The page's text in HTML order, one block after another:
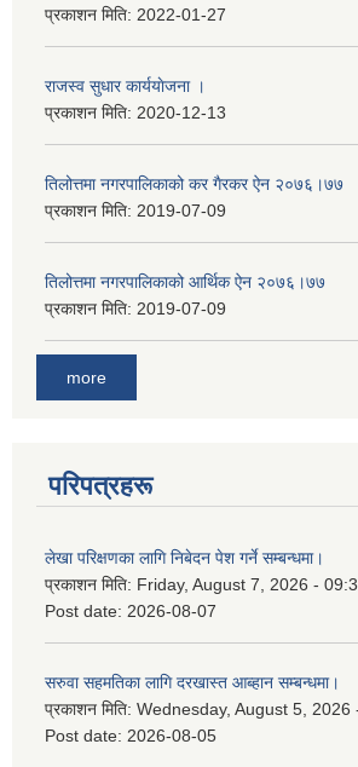
प्रकाशन मिति: 2022-01-27
राजस्व सुधार कार्ययाेजना ।
प्रकाशन मिति: 2020-12-13
तिलोत्तमा नगरपालिकाको कर गैरकर ऐन २०७६।७७
प्रकाशन मिति: 2019-07-09
तिलोत्तमा नगरपालिकाको आर्थिक ऐन २०७६।७७
प्रकाशन मिति: 2019-07-09
more
परिपत्रहरू
लेखा परिक्षणका लागि निबेदन पेश गर्ने सम्बन्धमा।
प्रकाशन मिति: Friday, August 7, 2026 -
Post date: 2026-08-07
सरुवा सहमतिका लागि दरखास्त आब्हान सम्बन्धमा।
प्रकाशन मिति: Wednesday, August 5, 2026
Post date: 2026-08-05